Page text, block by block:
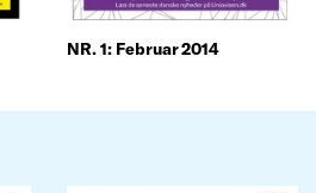
NR. 1: Februar 2014